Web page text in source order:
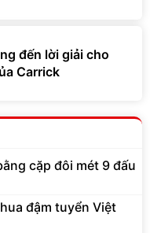
đến lời giải cho
Carrick
cặp đôi mét 9 đấu
đậm tuyển Việt